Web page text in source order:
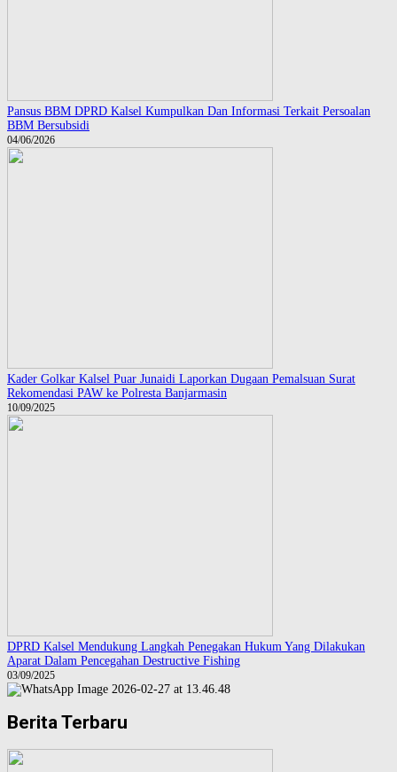
Pansus BBM DPRD Kalsel Kumpulkan Dan Informasi Terkait Persoalan
BBM Bersubsidi
04/06/2026
Kader Golkar Kalsel Puar Junaidi Laporkan Dugaan Pemalsuan Surat
Rekomendasi PAW ke Polresta Banjarmasin
10/09/2025
DPRD Kalsel Mendukung Langkah Penegakan Hukum Yang Dilakukan
Aparat Dalam Pencegahan Destructive Fishing
03/09/2025
Berita Terbaru